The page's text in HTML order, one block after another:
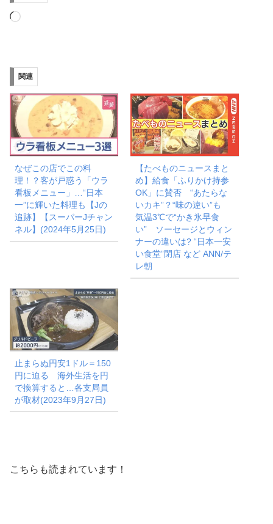
読
み
中…
関連
なぜこの店でこの料
理！？客が戸惑う「ウラ
看板メニュー」…“日本
一”に輝いた料理も【Jの
追跡】【スーパーJチャン
ネル】(2024年5月25日)
【たべものニュースまと
め】給食「ふりかけ持参
OK」に賛否 “あたらな
いカキ”？“味の違い”も
気温3℃で“かき氷早食
い” ソーセージとウィン
ナーの違いは? “日本一安
い食堂”閉店 など ANN/テ
レ朝
止まらぬ円安1ドル＝150
円に迫る 海外生活を円
で換算すると…各支局員
が取材(2023年9月27日)
こちらも読まれています！